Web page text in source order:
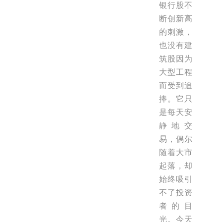
银行股不
断创新高
的刺激，
也没有建
筑股因为
大型工程
而受到追
捧。它只
是每天安
静地交
易，偶尔
随着大市
起落，却
始终吸引
不了投资
者的目
光。今天